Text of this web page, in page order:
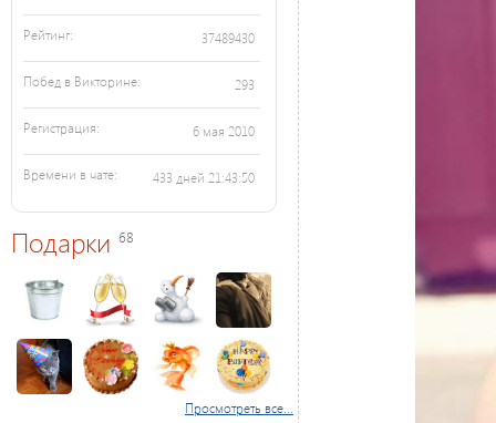
Рейтинг: 37489430
Побед в Викторине: 293
Регистрация: 6 мая 2010
Времени в чате: 433 дней 21:43:50
Подарки 68
Просмотреть все...